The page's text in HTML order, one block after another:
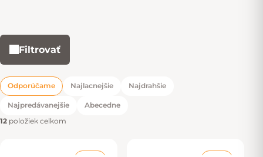
Filtrovať
Radenie produktov
Odporúčame Najlacnejšie Najdrahšie
Najpredávanejšie
Abecedne
12 položiek celkom
Výpis produktov